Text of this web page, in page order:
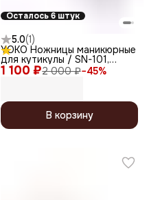
Осталось 6 штук
5.0(1)
1 100 ₽2 000 ₽−45%
YOKO Ножницы маникюрные
для кутикулы / SN-101,
изогнутые, 105 мм
В корзину